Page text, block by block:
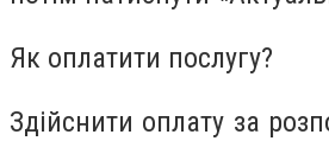
Як оплатити послугу?
Здійснити оплату за